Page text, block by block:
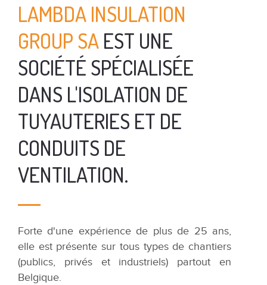
LAMBDA INSULATION
GROUP SA EST UNE
SOCIÉTÉ SPÉCIALISÉE
DANS L'ISOLATION DE
TUYAUTERIES ET DE
CONDUITS DE
VENTILATION.
Forte d'une expérience de plus de 25 ans,
elle est présente sur tous types de chantiers
(publics, privés et industriels) partout en
Belgique.